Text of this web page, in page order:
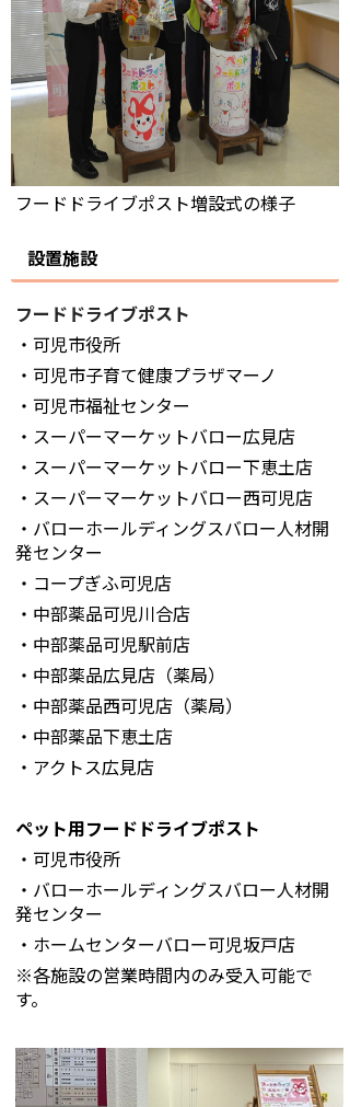
フードドライブポスト増設式の様子
設置施設
フードドライブポスト
・可児市役所
・可児市子育て健康プラザマーノ
・可児市福祉センター
・スーパーマーケットバロー広見店
・スーパーマーケットバロー下恵土店
・スーパーマーケットバロー西可児店
・バローホールディングスバロー人材開
発センター
・コープぎふ可児店
・中部薬品可児川合店
・中部薬品可児駅前店
・中部薬品広見店（薬局）
・中部薬品西可児店（薬局）
・中部薬品下恵土店
・アクトス広見店
ペット用フードドライブポスト
・可児市役所
・バローホールディングスバロー人材開
発センター
・ホームセンターバロー可児坂戸店
※各施設の営業時間内のみ受入可能で
す。